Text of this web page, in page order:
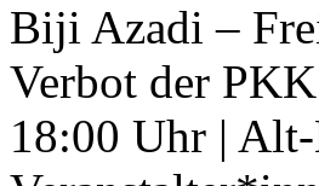
Biji Azadi –
Verbot der
18:00 Uhr |